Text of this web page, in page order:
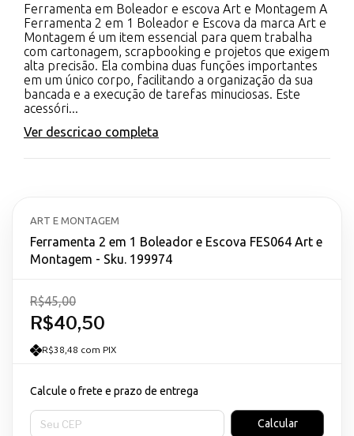
Ferramenta em Boleador e escova Art e Montagem A
Ferramenta 2 em 1 Boleador e Escova da marca Art e
Montagem é um item essencial para quem trabalha
com cartonagem, scrapbooking e projetos que exigem
alta precisão. Ela combina duas funções importantes
em um único corpo, facilitando a organização da sua
bancada e a execução de tarefas minuciosas. Este
acessóri...
Ver descricao completa
ART E MONTAGEM
Ferramenta 2 em 1 Boleador e Escova FES064 Art e
Montagem - Sku. 199974
R$40,50
R$45,00
R$38,48 com PIX
Calcule o frete e prazo de entrega
Entregas para o CEP:
Calcular